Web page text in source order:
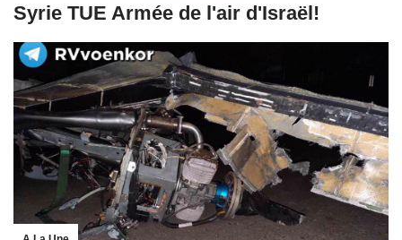
Syrie TUE Armée de l'air d'Israël!